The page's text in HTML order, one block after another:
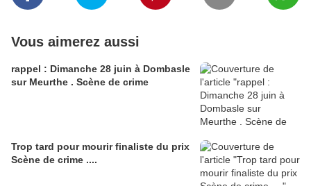
Vous aimerez aussi
rappel : Dimanche 28 juin à Dombasle
sur Meurthe . Scène de crime
Trop tard pour mourir finaliste du prix
Scène de crime ....